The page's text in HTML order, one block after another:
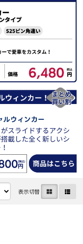
表示切替